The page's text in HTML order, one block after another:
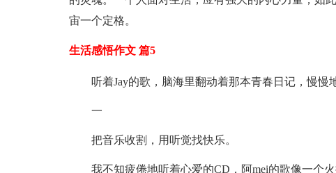
宙一个定格。
生活感悟作文 篇5
听着Jay的歌，脑海里翻动着那本青春日记，慢慢
一
把音乐收割，用听觉找快乐。
我不知疲倦地听着心爱的CD，阿mei的歌像一个火